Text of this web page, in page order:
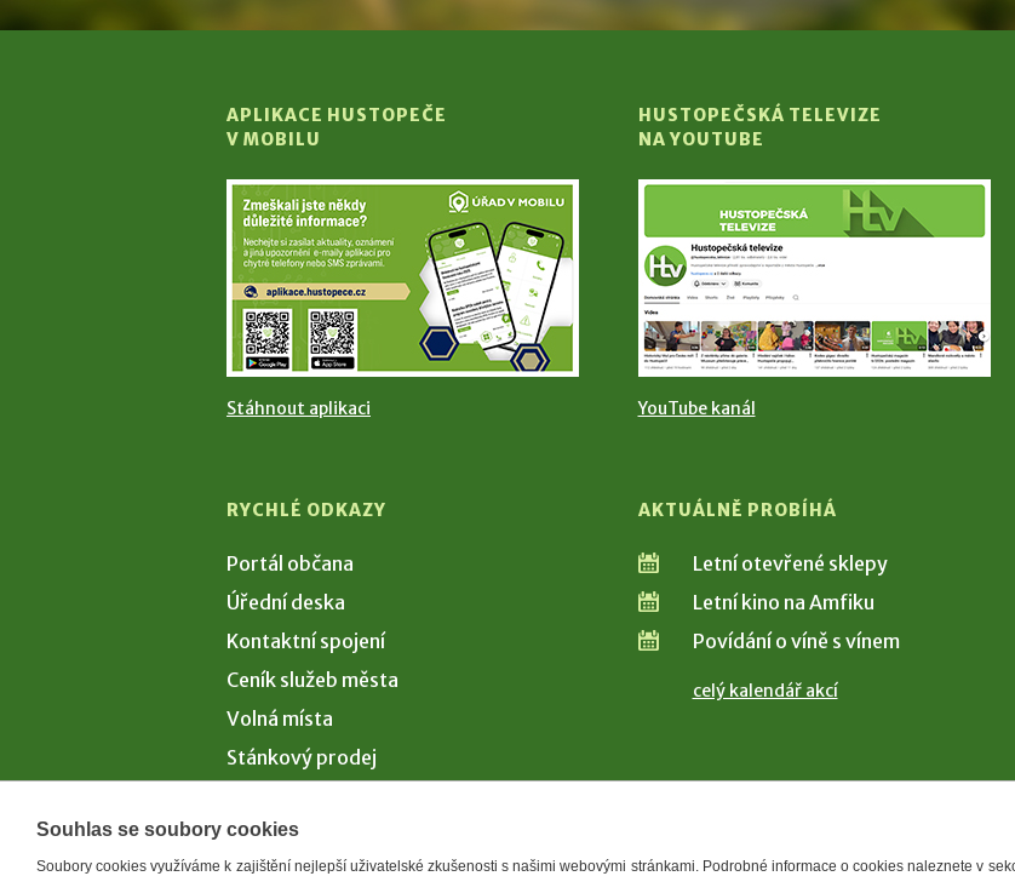
APLIKACE HUSTOPEČE
V MOBILU
Stáhnout aplikaci
HUSTOPEČSKÁ TELEVIZE
NA YOUTUBE
YouTube kanál
RYCHLÉ ODKAZY
Portál občana
Úřední deska
Kontaktní spojení
Ceník služeb města
Volná místa
Stánkový prodej
AKTUÁLNĚ PROBÍHÁ
Letní otevřené sklepy
Letní kino na Amfiku
Povídání o víně s vínem
celý kalendář akcí
Souhlas se soubory cookies
Soubory cookies využíváme k zajištění nejlepší uživatelské zkušenosti s našimi webovými stránkami. Podrobné informace o cookies naleznete v